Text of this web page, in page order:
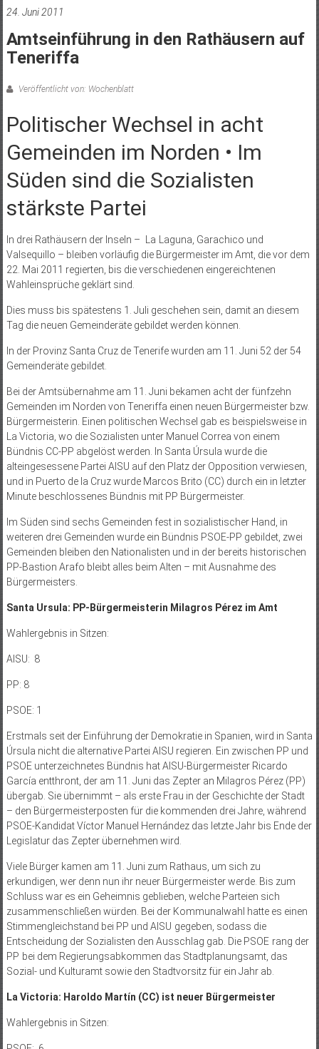
24. Juni 2011
Amtseinführung in den Rathäusern auf
Teneriffa
Veröffentlicht von: Wochenblatt
Politischer Wechsel in acht
Gemeinden im Norden • Im
Süden sind die Sozialisten
stärkste Partei
In drei Rathäusern der Inseln – La Laguna, Garachico und
Valsequillo – bleiben vorläufig die Bürgermeister im Amt, die vor dem
22. Mai 2011 regierten, bis die verschiedenen eingereichtenen
Wahleinsprüche geklärt sind.
Dies muss bis spätestens 1. Juli geschehen sein, damit an diesem
Tag die neuen Gemeinderäte gebildet werden können.
In der Provinz Santa Cruz de Tenerife wurden am 11. Juni 52 der 54
Gemeinderäte gebildet.
Bei der Amtsübernahme am 11. Juni bekamen acht der fünfzehn
Gemeinden im Norden von Teneriffa einen neuen Bürgermeister bzw.
Bürgermeisterin. Einen politischen Wechsel gab es beispielsweise in
La Victoria, wo die Sozialisten unter Manuel Correa von einem
Bündnis CC-PP abgelöst werden. In Santa Úrsula wurde die
alteingesessene Partei AISU auf den Platz der Opposition verwiesen,
und in Puerto de la Cruz wurde Marcos Brito (CC) durch ein in letzter
Minute beschlossenes Bündnis mit PP Bürgermeister.
Im Süden sind sechs Gemeinden fest in sozialistischer Hand, in
weiteren drei Gemeinden wurde ein Bündnis PSOE-PP gebildet, zwei
Gemeinden bleiben den Nationalisten und in der bereits historischen
PP-Bastion Arafo bleibt alles beim Alten – mit Ausnahme des
Bürgermeisters.
Santa Ursula: PP-Bürgermeisterin Milagros Pérez im Amt
Wahlergebnis in Sitzen:
AISU: 8
PP: 8
PSOE: 1
Erstmals seit der Einführung der Demokratie in Spanien, wird in Santa
Úrsula nicht die alternative Partei AISU regieren. Ein zwischen PP und
PSOE unterzeichnetes Bündnis hat AISU-Bürgermeister Ricardo
García entthront, der am 11. Juni das Zepter an Milagros Pérez (PP)
übergab. Sie übernimmt – als erste Frau in der Geschichte der Stadt
– den Bürgermeisterposten für die kommenden drei Jahre, während
PSOE-Kandidat Víctor Manuel Hernández das letzte Jahr bis Ende der
Legislatur das Zepter übernehmen wird.
Viele Bürger kamen am 11. Juni zum Rathaus, um sich zu
erkundigen, wer denn nun ihr neuer Bürgermeister werde. Bis zum
Schluss war es ein Geheimnis geblieben, welche Parteien sich
zusammenschließen würden. Bei der Kommunalwahl hatte es einen
Stimmengleichstand bei PP und AISU gegeben, sodass die
Entscheidung der Sozialisten den Ausschlag gab. Die PSOE rang der
PP bei dem Regierungsabkommen das Stadtplanungsamt, das
Sozial- und Kulturamt sowie den Stadtvorsitz für ein Jahr ab.
La Victoria: Haroldo Martín (CC) ist neuer Bürgermeister
Wahlergebnis in Sitzen: